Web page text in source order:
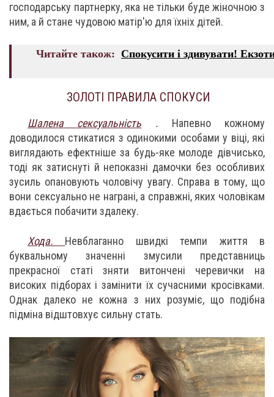
господарську партнерку, яка не тільки буде жіночною з
ним, а й стане чудовою матір'ю для їхніх дітей.
Читайте також: Спокусити і здивувати!
ЗОЛОТІ ПРАВИЛА СПОКУСИ
Шалена сексуальність . Напевно кожному
доводилося стикатися з одинокими особами у віці, які
виглядають ефектніше за будь-яке молоде дівчисько,
тоді як затиснуті й непоказні дамочки без особливих
зусиль опановують чоловічу увагу. Справа в тому, що
вони сексуально не награні, а справжні, яких чоловікам
вдається побачити здалеку.
Хода. Невблаганно швидкі темпи життя в
буквальному значенні змусили представниць
прекрасної статі зняти витончені черевички на
високих підборах і замінити їх сучасними кросівками.
Однак далеко не кожна з них розуміє, що подібна
підміна відштовхує сильну стать.